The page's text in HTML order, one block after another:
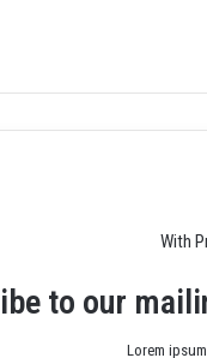
With
to our
Lorem